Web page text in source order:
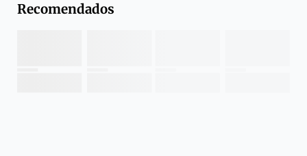
Recomendados